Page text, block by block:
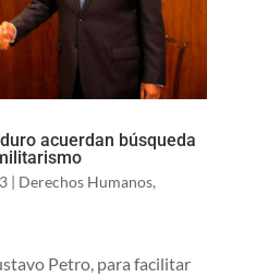
acuerdan búsqueda
| Derechos Humanos,
Petro, para facilitar